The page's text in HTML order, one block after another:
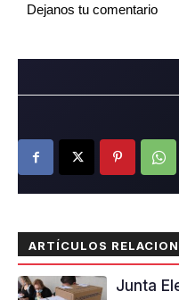
Dejanos tu comentario
ARTÍCULOS
Junta